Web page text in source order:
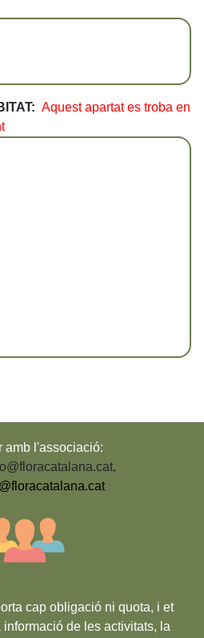
Aquest apartat es troba en
amb l'associació:
,
cap obligació ni quota, i et
informació de les activitats, la